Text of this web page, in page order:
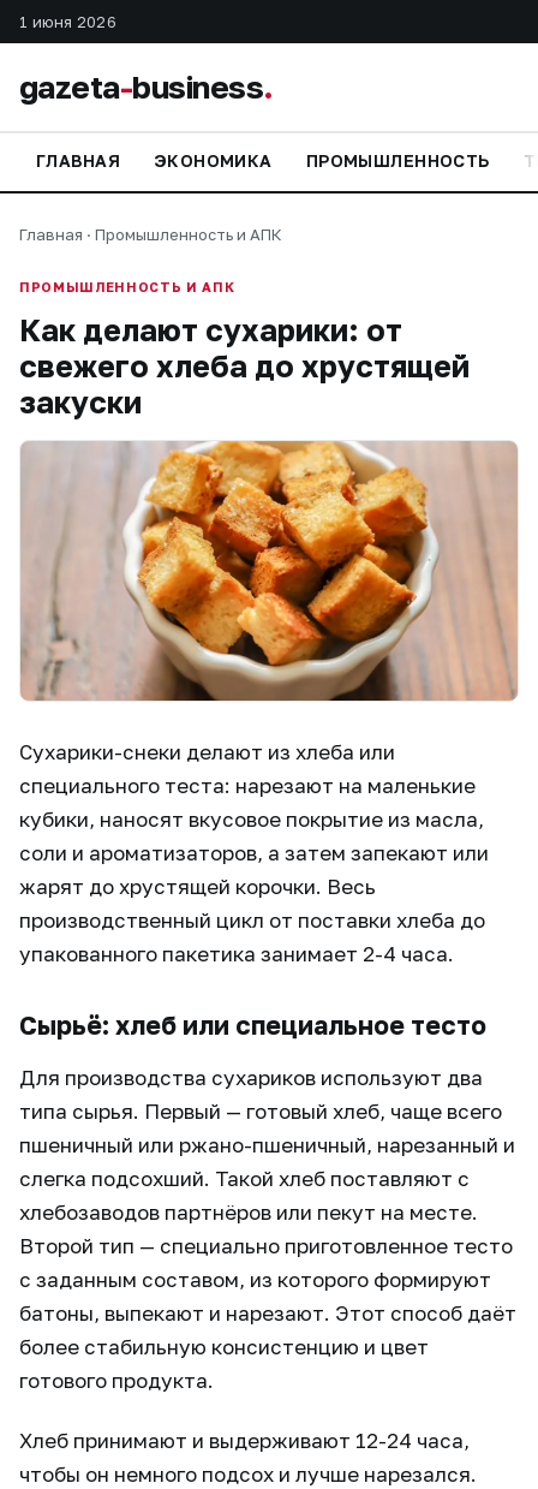
1 июня 2026
gazeta-business.
ГЛАВНАЯ ЭКОНОМИКА ПРОМЫШЛЕННОСТЬ
Главная · Промышленность и АПК
ПРОМЫШЛЕННОСТЬ И АПК
Как делают сухарики: от
свежего хлеба до хрустящей
закуски
Сухарики-снеки делают из хлеба или
специального теста: нарезают на маленькие
кубики, наносят вкусовое покрытие из масла,
соли и ароматизаторов, а затем запекают или
жарят до хрустящей корочки. Весь
производственный цикл от поставки хлеба до
упакованного пакетика занимает 2-4 часа.
Сырьё: хлеб или специальное тесто
Для производства сухариков используют два
типа сырья. Первый — готовый хлеб, чаще всего
пшеничный или ржано-пшеничный, нарезанный и
слегка подсохший. Такой хлеб поставляют с
хлебозаводов партнёров или пекут на месте.
Второй тип — специально приготовленное тесто
с заданным составом, из которого формируют
батоны, выпекают и нарезают. Этот способ даёт
более стабильную консистенцию и цвет
готового продукта.
Хлеб принимают и выдерживают 12-24 часа,
чтобы он немного подсох и лучше нарезался.